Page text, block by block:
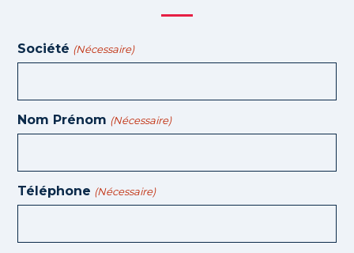
Société (Nécessaire)
Nom Prénom (Nécessaire)
Téléphone (Nécessaire)